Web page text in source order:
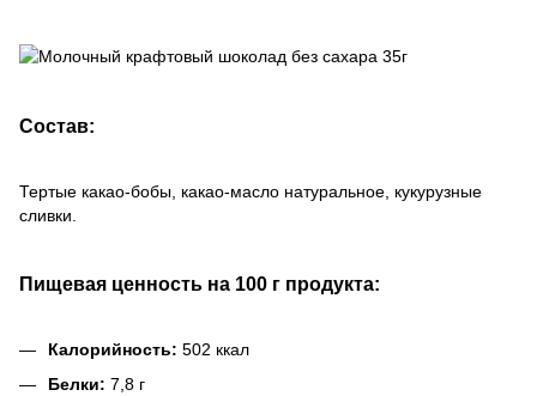
Состав:
Тертые какао-бобы, какао-масло натуральное, кукурузные
сливки.
Пищевая ценность на 100 г продукта:
Калорийность: 502 ккал
Белки: 7,8 г